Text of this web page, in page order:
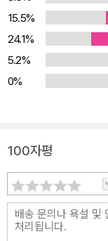
15.5%
24.1%
5.2%
0%
100자평